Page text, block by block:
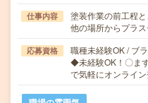
仕事内容
塗装作業の前工程
他の場所からプラ
応募資格
職種未経験OK / ブ
◆未経験OK！〇ま
で気軽にオンライ